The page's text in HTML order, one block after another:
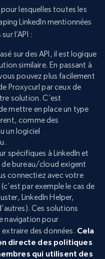
lesquelles toutes les
LinkedIn mentionnées
l’API :
sur des API, il est logique
similaire. En passant à
pouvez plus facilement
Proxycurl par ceux de
solution. C’est
mettre en place un type
comme des
un logiciel
spécifiques à LinkedIn et
bureau/cloud exigent
connectiez avec votre
par exemple le cas de
LinkedIn Helper,
Ces solutions
navigation pour
des données. Cela
directe des politiques
qui utilisent des